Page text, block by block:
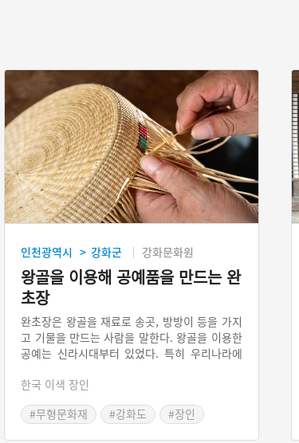
인천광역시 > 강화군 강화문화원
왕골을 이용해 공예품을 만드는 완
초장
완초장은 왕골을 재료로 송곳, 방방이 등을 가지
고 기물을 만드는 사람을 말한다. 왕골을 이용한
공예는 신라시대부터 있었다. 특히 우리나라에
도로 그 품질이 우수하였다. 왕골을 이용해 기물
을 만드는 데는 도구를 이용하는 두 가지 방법과
손으로 엮는 방법이 있다. 왕골로 만든 공예품은
한국 이색 장인
#무형문화재
#강화도
#장인